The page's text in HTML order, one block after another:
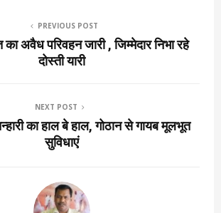
PREVIOUS POST
का अवैध परिवहन जारी , जिम्मेदार निभा रहे
दोस्ती यारी
NEXT POST
का हाल बे हाल, गोठान से गायब मूलभूत
सुविधाएं